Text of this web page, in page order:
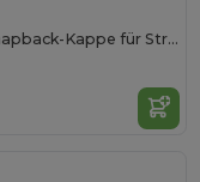
Atmungsaktive Bio-Snapback-Kappe für Streetwear